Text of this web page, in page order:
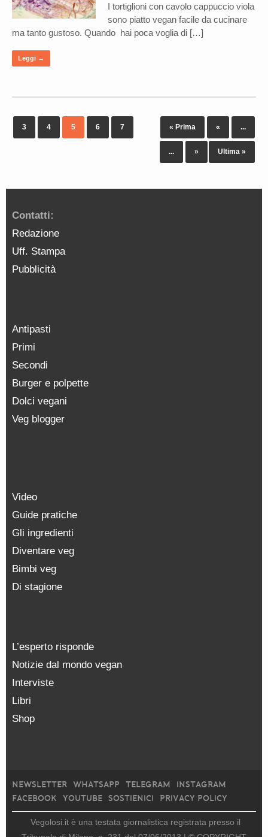
I tortiglioni con cavolo cappuccio viola
sono piatto vegan facile da cucinare
ma tanto gustoso. Quando hai poca voglia di […]
Leggi →
« Prima « ...
3 4 5 6 7
... » Ultima »
Contatti:
Redazione
Uff. Stampa
Pubblicità
Antipasti
Primi
Secondi
Burger e polpette
Dolci vegani
Veg blogger
Video
Guide pratiche
Gli ingredienti
Diventare veg
Bimbi veg
Di stagione
L’esperto risponde
Notizie dal mondo vegan
Interviste
Libri
Shop
NEWSLETTER WHATSAPP TELEGRAM
INSTAGRAM
FACEBOOK
YOUTUBE SOSTIENICI PRIVACY POLICY
Vegolosi.it è una testata giornalistica registrata presso il